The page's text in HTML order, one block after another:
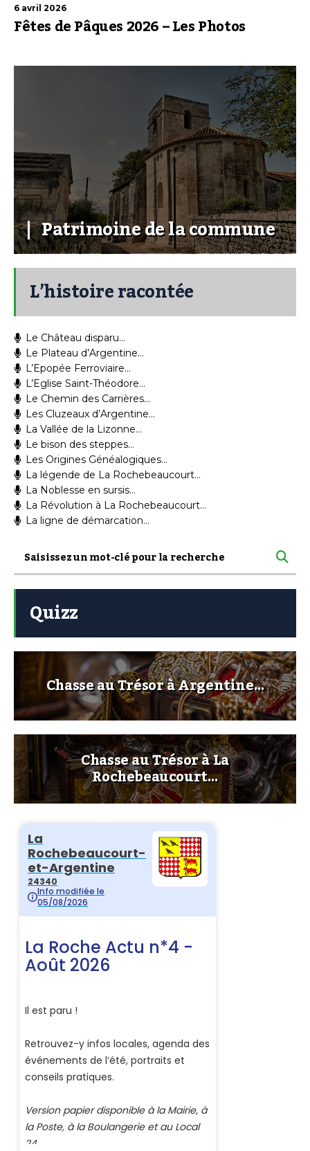
6 avril 2026
Fêtes de Pâques 2026 – Les Photos
Patrimoine de la commune
L’histoire racontée
Le Château disparu…
Le Plateau d’Argentine…
L’Epopée Ferroviaire…
L’Eglise Saint-Théodore…
Le Chemin des Carrières…
Les Cluzeaux d’Argentine…
La Vallée de la Lizonne…
Le bison des steppes…
Les Origines Généalogiques…
La légende de La Rochebeaucourt…
La Noblesse en sursis…
La Révolution à La Rochebeaucourt…
La ligne de démarcation…
Quizz
Chasse au Trésor à Argentine…
Chasse au Trésor à La
Rochebeaucourt…